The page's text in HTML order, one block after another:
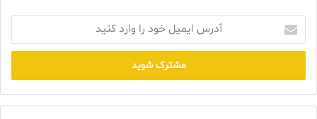
ایمیل
خود
وارد
کنید